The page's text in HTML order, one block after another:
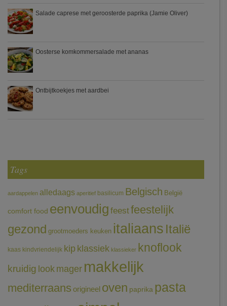
Salade caprese met geroosterde paprika (Jamie Oliver)
Oosterse komkommersalade met ananas
Ontbijtkoekjes met aardbei
Tags
aardappelen alledaags aperitief basilicum Belgisch België
comfort food eenvoudig feestfeestelijk
gezond grootmoeders keuken italiaans Italië
kaas kindvriendelijk kip klassiek klassieker knoflook
kruidig look mager makkelijk
mediterraans origineel oven paprika pasta